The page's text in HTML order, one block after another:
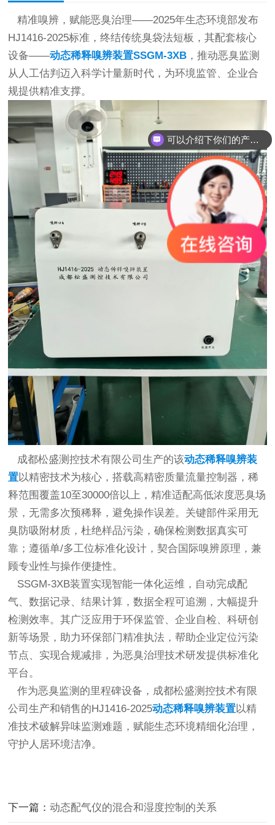
精准嗅辨，赋能恶臭治理——2025年生态环境部发布
HJ1416-2025标准，终结传统臭袋法短板，其配套核心
设备——动态稀释嗅辨装置SSGM-3XB ，推动恶臭监测
从人工估判迈入科学计量新时代，为环境监管、企业合
规提供精准支撑。
成都松盛测控技术有限公司生产的该动态稀释嗅辨装
置以精密技术为核心，搭载高精密质量流量控制器，稀
释范围覆盖10至30000倍以上，精准适配高低浓度恶臭场
景，无需多次预稀释，避免操作误差。关键部件采用无
臭防吸附材质，杜绝样品污染，确保检测数据真实可
靠；遵循单/多工位标准化设计，契合国际嗅辨原理，兼
顾专业性与操作便捷性。
SSGM-3XB装置实现智能一体化运维，自动完成配
气、数据记录、结果计算，数据全程可追溯，大幅提升
检测效率。其广泛应用于环保监管、企业自检、科研创
新等场景，助力环保部门精准执法，帮助企业定位污染
节点、实现合规减排，为恶臭治理技术研发提供标准化
平台。
作为恶臭监测的里程碑设备，成都松盛测控技术有限
公司生产和销售的HJ1416-2025动态稀释嗅辨装置以精
准技术破解异味监测难题，赋能生态环境精细化治理，
守护人居环境洁净。
下一篇：动态配气仪的混合和湿度控制的关系
可以介绍下你们的产品么？